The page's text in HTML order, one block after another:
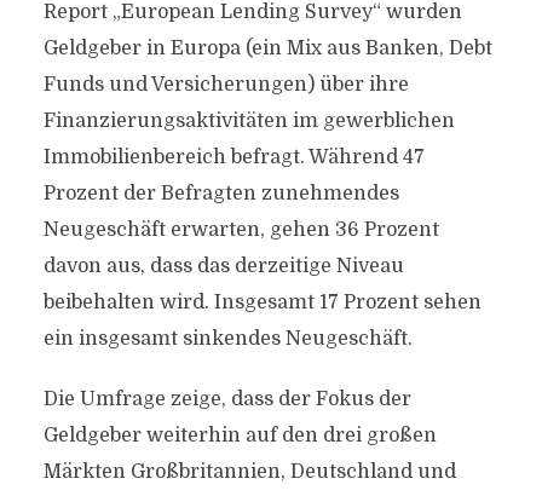
Report „European Lending Survey“ wurden
Geldgeber in Europa (ein Mix aus Banken, Debt
Funds und Versicherungen) über ihre
Finanzierungsaktivitäten im gewerblichen
Immobilienbereich befragt. Während 47
Prozent der Befragten zunehmendes
Neugeschäft erwarten, gehen 36 Prozent
davon aus, dass das derzeitige Niveau
beibehalten wird. Insgesamt 17 Prozent sehen
ein insgesamt sinkendes Neugeschäft.
Die Umfrage zeige, dass der Fokus der
Geldgeber weiterhin auf den drei großen
Märkten Großbritannien, Deutschland und